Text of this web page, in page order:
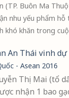
(TP. Buôn Ma
nhu yếu phẩm hỗ
khó khăn trong
An Thái vinh
- Asean 2016
Thị Mai (tổ
nhận 1 bao